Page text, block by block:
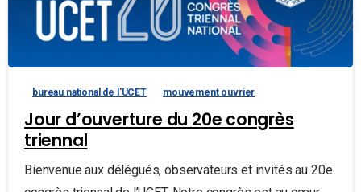
bureau national de l'UCET mouvement ouvrier
Jour d’ouverture du 20e congrès
triennal
Bienvenue aux délégués, observateurs et invités au 20e